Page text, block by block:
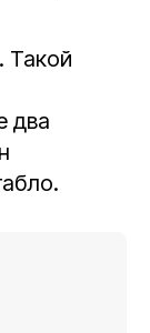
Такой
два